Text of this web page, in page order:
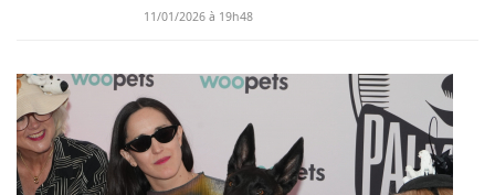
11/01/2026 à 19h48